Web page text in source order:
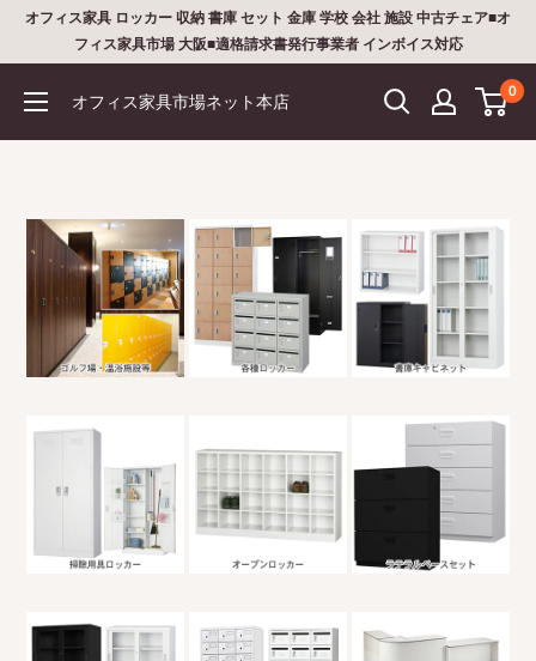
ツ
オフィス家具 ロッカー 収納 書庫 セット 金庫 学校 会社 施設 中古チェア■オ
フィス家具市場 大阪■適格請求書発行事業者 インボイス対応
オフィス家具市場ネット本店
0